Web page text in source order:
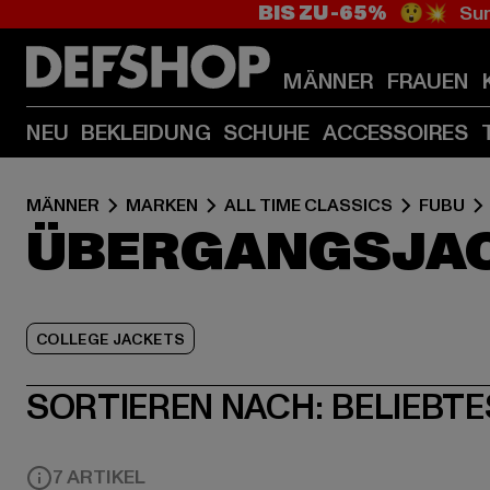
BIS ZU -65% 😲💥
MÄNNER FRAUEN
NEU BEKLEIDUNG SCHUHE ACCESSOIRES
MÄNNER MARKEN ALL TIME CLASSICS FUBU
COLLEGE JACKETS
SORTIEREN NACH:
7 ARTIKEL